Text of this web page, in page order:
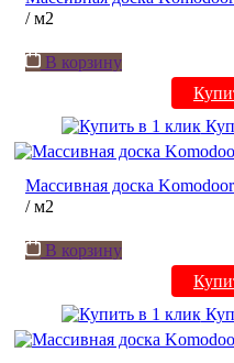
/ м2
В корзину
Массивная доска
/ м2
В корзину